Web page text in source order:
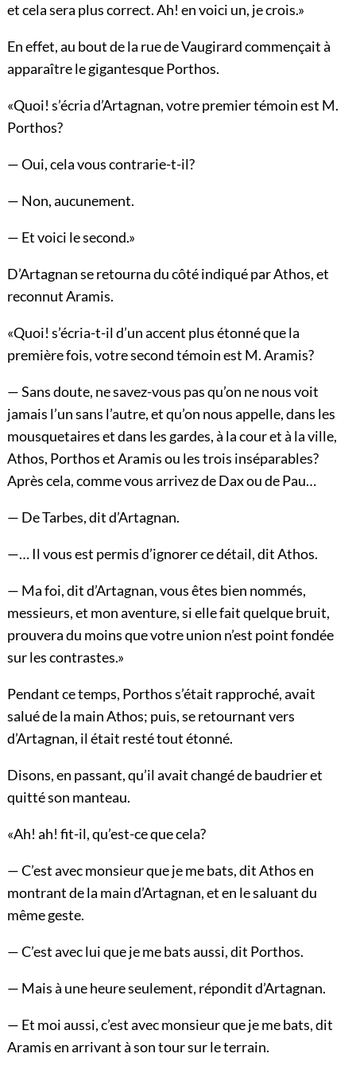
et cela sera plus correct. Ah! en voici un, je crois.»
En effet, au bout de la rue de Vaugirard commençait à
apparaître le gigantesque Porthos.
«Quoi! s’écria d’Artagnan, votre premier témoin est M.
Porthos?
— Oui, cela vous contrarie-t-il?
— Non, aucunement.
— Et voici le second.»
D’Artagnan se retourna du côté indiqué par Athos, et
reconnut Aramis.
«Quoi! s’écria-t-il d’un accent plus étonné que la
première fois, votre second témoin est M. Aramis?
— Sans doute, ne savez-vous pas qu’on ne nous voit
jamais l’un sans l’autre, et qu’on nous appelle, dans les
mousquetaires et dans les gardes, à la cour et à la ville,
Athos, Porthos et Aramis ou les trois inséparables?
Après cela, comme vous arrivez de Dax ou de Pau…
— De Tarbes, dit d’Artagnan.
—… Il vous est permis d’ignorer ce détail, dit Athos.
— Ma foi, dit d’Artagnan, vous êtes bien nommés,
messieurs, et mon aventure, si elle fait quelque bruit,
prouvera du moins que votre union n’est point fondée
sur les contrastes.»
Pendant ce temps, Porthos s’était rapproché, avait
salué de la main Athos; puis, se retournant vers
d’Artagnan, il était resté tout étonné.
Disons, en passant, qu’il avait changé de baudrier et
quitté son manteau.
«Ah! ah! fit-il, qu’est-ce que cela?
— C’est avec monsieur que je me bats, dit Athos en
montrant de la main d’Artagnan, et en le saluant du
même geste.
— C’est avec lui que je me bats aussi, dit Porthos.
— Mais à une heure seulement, répondit d’Artagnan.
— Et moi aussi, c’est avec monsieur que je me bats, dit
Aramis en arrivant à son tour sur le terrain.